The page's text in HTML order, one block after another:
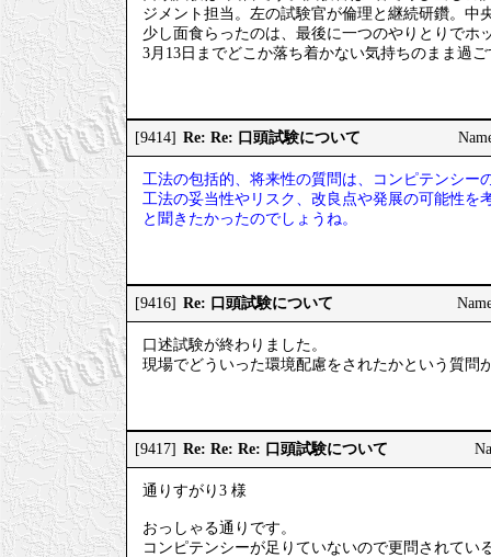
ジメント担当。左の試験官が倫理と継続研鑽。
少し面食らったのは、最後に一つのやりとりで
3月13日までどこか落ち着かない気持ちのまま過
[9414] Re: Re: 口頭試験について
工法の包括的、将来性の質問は、コンピテンシー
工法の妥当性やリスク、改良点や発展の可能性を
と聞きたかったのでしょうね。
[9416] Re: 口頭試験について
口述試験が終わりました。
現場でどういった環境配慮をされたかという質問
[9417] Re: Re: Re: 口頭試験について
通りすがり3 様
おっしゃる通りです。
コンピテンシーが足りていないので更問されてい